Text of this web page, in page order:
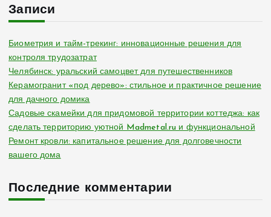
Записи
Биометрия и тайм-трекинг: инновационные решения для
контроля трудозатрат
Челябинск: уральский самоцвет для путешественников
Керамогранит «под дерево»: стильное и практичное решение
для дачного домика
Садовые скамейки для придомовой территории коттеджа: как
сделать территорию уютной Madmetal.ru и функциональной
Ремонт кровли: капитальное решение для долговечности
вашего дома
Последние комментарии